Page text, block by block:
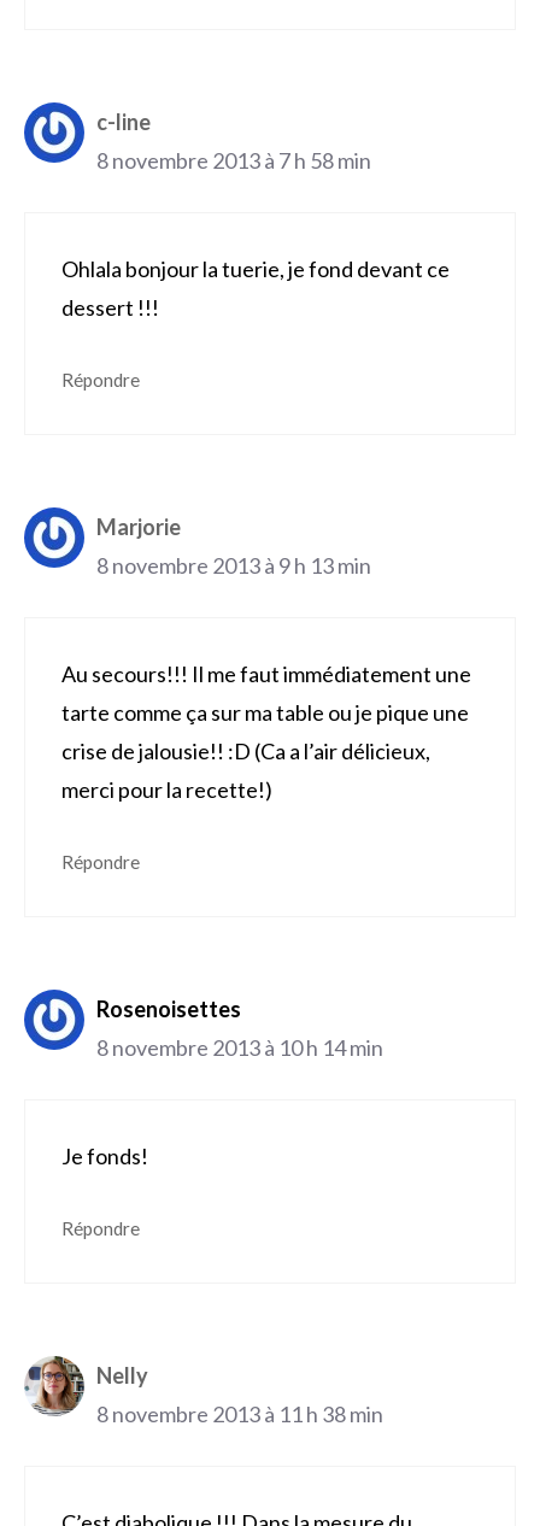
c-line
8 novembre 2013 à 7 h 58 min
Ohlala bonjour la tuerie, je fond devant ce
dessert !!!
Répondre
Marjorie
8 novembre 2013 à 9 h 13 min
Au secours!!! Il me faut immédiatement une
tarte comme ça sur ma table ou je pique une
crise de jalousie!! :D (Ca a l’air délicieux,
merci pour la recette!)
Répondre
Rosenoisettes
8 novembre 2013 à 10 h 14 min
Je fonds!
Répondre
Nelly
8 novembre 2013 à 11 h 38 min